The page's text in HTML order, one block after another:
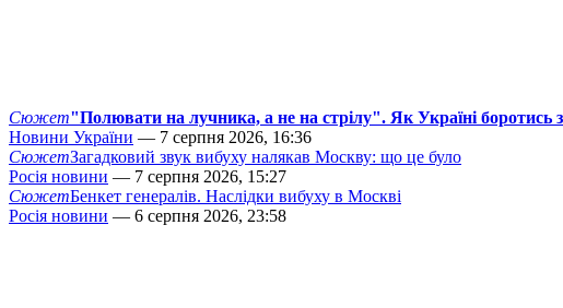
Сюжет"Полювати на лучника, а не на стрілу". Як Україні боротись
Новини України — 7 серпня 2026, 16:36
СюжетЗагадковий звук вибуху налякав Москву: що це було
Росія новини — 7 серпня 2026, 15:27
СюжетБенкет генералів. Наслідки вибуху в Москві
Росія новини — 6 серпня 2026, 23:58